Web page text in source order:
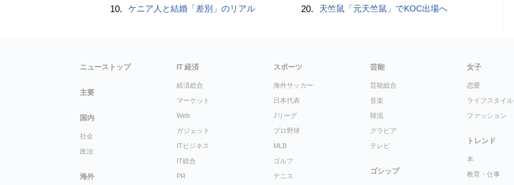
10. ケニア人と結婚「差別」のリアル 20. 天竺鼠「元天竺鼠」でKOC出場へ
ニューストップ
主要
国内
社会
政治
海外
IT 経済
経済総合
マーケット
Web
ガジェット
ITビジネス
IT総合
PR
スポーツ
海外サッカー
日本代表
Jリーグ
プロ野球
MLB
ゴルフ
テニス
芸能
芸能総合
音楽
韓流
グラビア
テレビ
ゴシップ
女子
恋愛
ライフスタイル
ファッション
トレンド
本
教育・仕事